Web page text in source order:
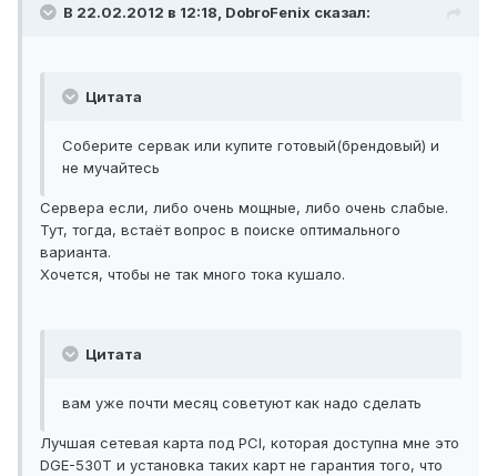
В 22.02.2012 в 12:18, DobroFenix сказал:
Цитата
Соберите сервак или купите готовый(брендовый) и
не мучайтесь
Сервера если, либо очень мощные, либо очень слабые.
Тут, тогда, встаёт вопрос в поиске оптимального
варианта.
Хочется, чтобы не так много тока кушало.
Цитата
вам уже почти месяц советуют как надо сделать
Лучшая сетевая карта под PCI, которая доступна мне это
DGE-530T и установка таких карт не гарантия того, что